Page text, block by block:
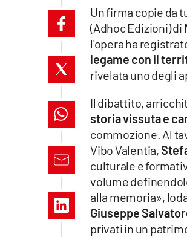
catanzarochannel.it
Vai
Un firma copie da
(Adhoc Edizioni) di
l'opera ha
legame con il
rivelata uno degli
Il dibattito,
storia vissuta e
commozione. Al
Vibo Valentia,
culturale e
volume
alla memoria»,
Giuseppe
privati in un